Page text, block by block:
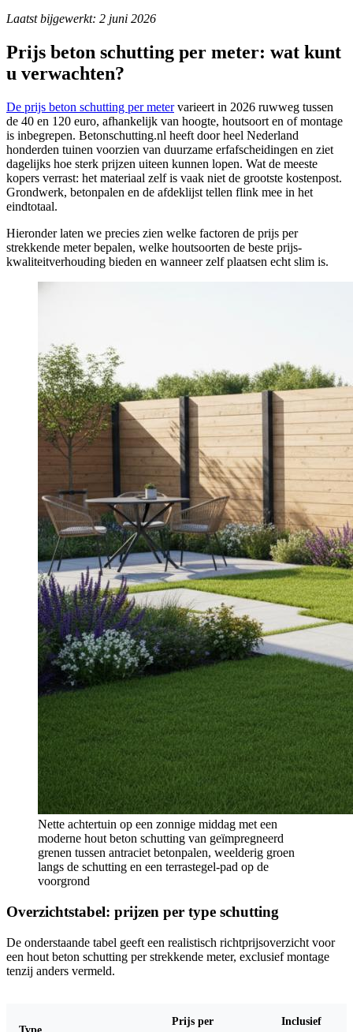
Laatst bijgewerkt: 2 juni 2026
Prijs beton schutting per meter: wat kunt
u verwachten?
De prijs beton schutting per metervarieert in 2026 ruwweg tussen
de 40 en 120 euro, afhankelijk van hoogte, houtsoort en of montage
is inbegrepen. Betonschutting.nl heeft door heel Nederland
honderden tuinen voorzien van duurzame erfafscheidingen en ziet
dagelijks hoe sterk prijzen uiteen kunnen lopen. Wat de meeste
kopers verrast: het materiaal zelf is vaak niet de grootste kostenpost.
Grondwerk, betonpalen en de afdeklijst tellen flink mee in het
eindtotaal.
Hieronder laten we precies zien welke factoren de prijs per
strekkende meter bepalen, welke houtsoorten de beste prijs-
kwaliteitverhouding bieden en wanneer zelf plaatsen echt slim is.
Nette achtertuin op een zonnige middag met een
moderne hout beton schutting van geïmpregneerd
grenen tussen antraciet betonpalen, weelderig groen
langs de schutting en een terrastegel-pad op de
voorgrond
Overzichtstabel: prijzen per type schutting
De onderstaande tabel geeft een realistisch richtprijsoverzicht voor
een hout beton schutting per strekkende meter, exclusief montage
tenzij anders vermeld.
Prijs per Inclusief